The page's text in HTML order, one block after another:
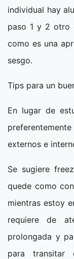
individual hay
paso 1 y 2 otro
como es una
sesgo.
Tips para un
En lugar de
externos e
Se sugiere
quede como
mientras estoy
requiere de
prolongada y
para transitar